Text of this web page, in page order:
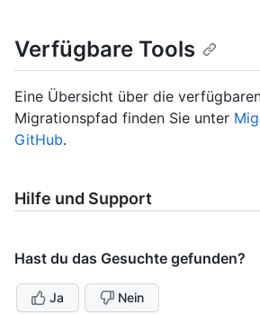
Verfügbare Tools
Eine Übersicht über die
Migrationspfad finden Sie unter
GitHub.
Hilfe und Support
Hast du das Gesuchte gefunden?
Ja Nein